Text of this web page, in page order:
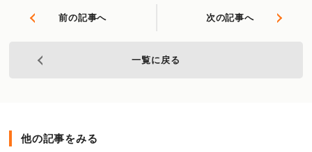
前の記事へ 次の記事へ
一覧に戻る
他の記事をみる